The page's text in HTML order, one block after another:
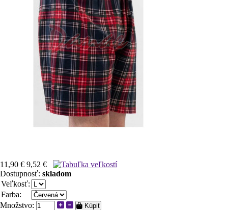
11,90 € 9,52 €
Dostupnosť: skladom
Veľkosť:
Farba:
Množstvo:
Kúpiť